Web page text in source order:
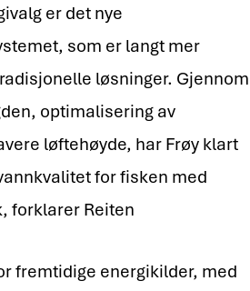
er det nye
som er langt mer
løsninger. Gjennom
optimalisering av
løftehøyde, har Frøy klart
for fisken med
forklarer Reiten
fremtidige energikilder, med